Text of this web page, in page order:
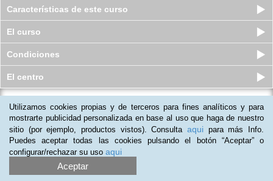
Características de este curso
El curso
Condiciones
El centro
Curso a distancia (Online) de
Composiciones Florales: Técnicas...
Plazas disponibles
$1.485.000 ars $50.406ars
Utilizamos cookies propias y de terceros para fines analíticos y para
mostrarte publicidad personalizada en base al uso que haga de nuestro
sitio (por ejemplo, productos vistos). Consulta aqui para más Info.
Puedes aceptar todas las cookies pulsando el botón “Aceptar” o
configurar/rechazar su uso aqui
Aceptar